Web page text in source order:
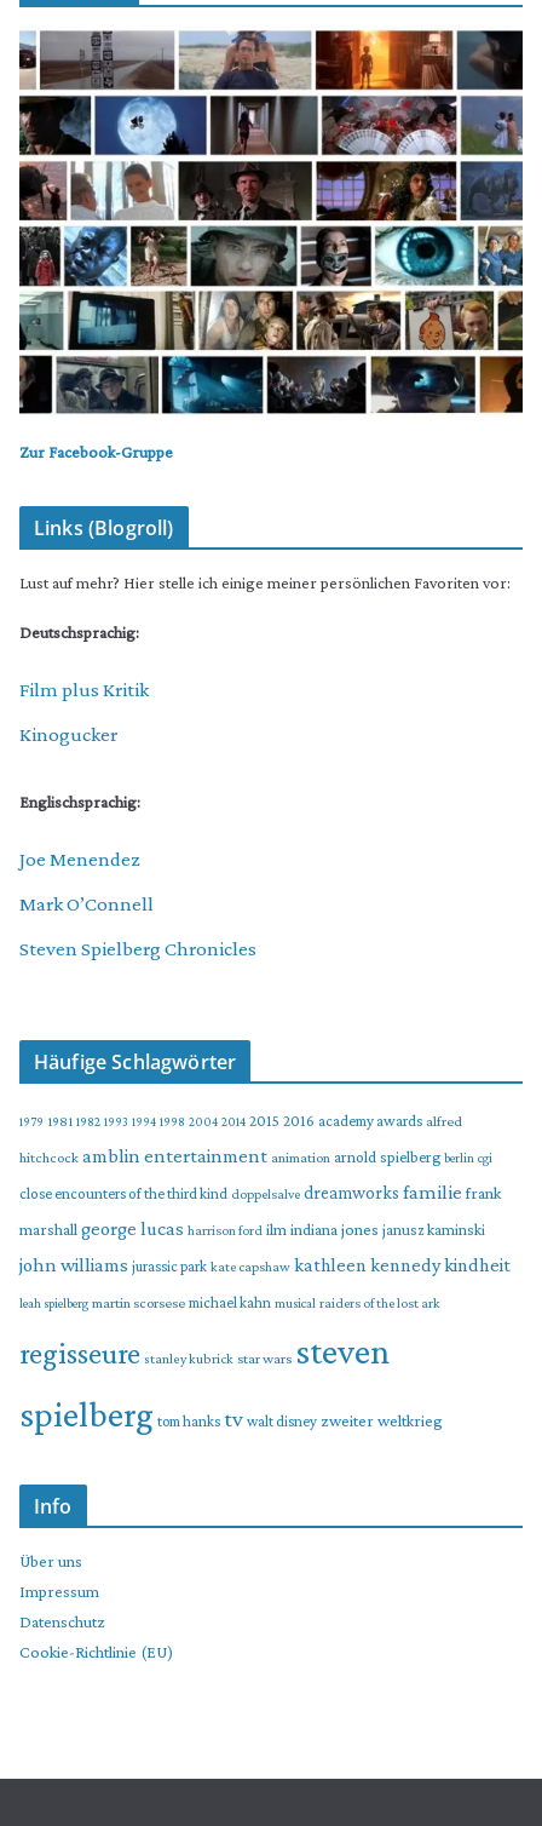
Zur Facebook-Gruppe
Links (Blogroll)
Lust auf mehr? Hier stelle ich einige meiner persönlichen Favoriten vor:
Deutschsprachig:
Film plus Kritik
Kinogucker
Englischsprachig:
Joe Menendez
Mark O’Connell
Steven Spielberg Chronicles
Häufige Schlagwörter
1979 1981 1982 1993 1994 1998 2004 2014 2015 2016 academy awards alfred
hitchcock amblin entertainment animation arnold spielberg berlin cgi
close encounters of the third kind doppelsalve dreamworks familie frank
marshall george lucas harrison ford ilm indiana jones janusz kaminski
john williams jurassic park kate capshaw kathleen kennedykindheit
leah spielberg martin scorsese michael kahn musical raiders of the lost ark
regisseure stanley kubrick star wars steven
spielberg tom hanks tv walt disney zweiter weltkrieg
Info
Über uns
Impressum
Datenschutz
Cookie-Richtlinie (EU)